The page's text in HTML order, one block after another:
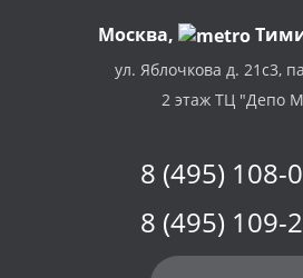
Москва,
ул. Яблочкова д. 21с3,
2 этаж ТЦ "Депо
8 (495) 108-
8 (495) 109-